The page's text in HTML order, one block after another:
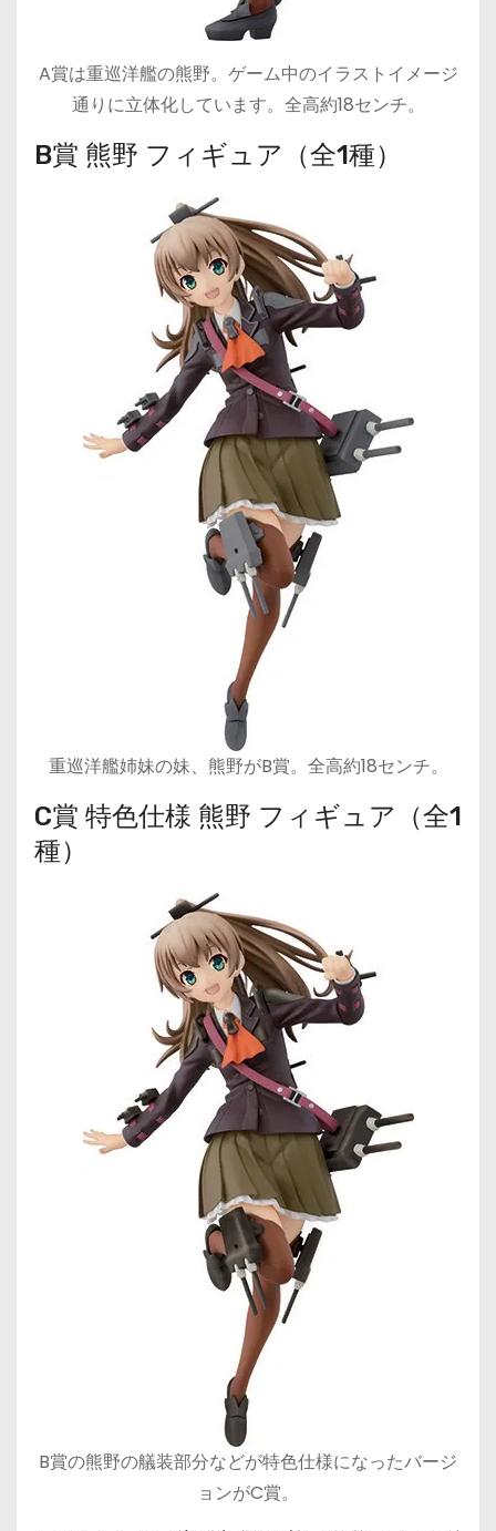
A賞は重巡洋艦の熊野。ゲーム中のイラストイメージ
通りに立体化しています。全高約18センチ。
B賞 熊野 フィギュア（全1種）
重巡洋艦姉妹の妹、熊野がB賞。全高約18センチ。
C賞 特色仕様 熊野 フィギュア（全1
種）
B賞の熊野の艤装部分などが特色仕様になったバージ
ョンがC賞。